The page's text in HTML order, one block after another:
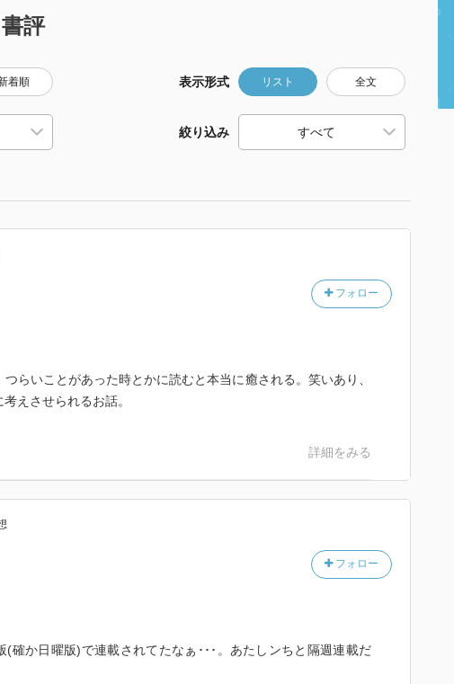
評
着順 表示形式 リスト 全文
絞り込み
フォロー
らいことがあった時とかに読むと本当に癒される。笑いあり、
えさせられるお話。
詳細をみる
フォロー
(確か日曜版)で連載されてたなぁ･･･。あたしンちと隔週連載だ